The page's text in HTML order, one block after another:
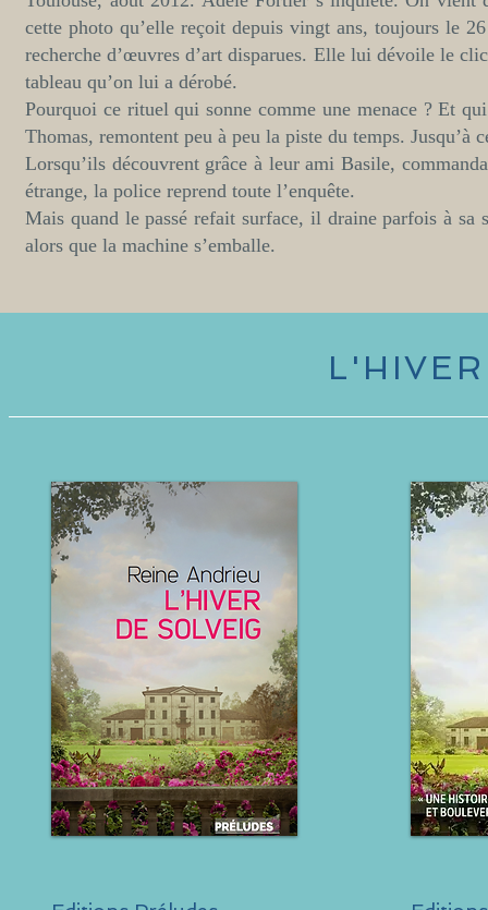
cette photo qu’elle reçoit depuis vingt ans, toujours le
recherche d’œuvres d’art disparues. Elle lui dévoile le
tableau qu’on lui a dérobé.
Pourquoi ce rituel qui sonne comme une menace ? Et
Thomas, remontent peu à peu la piste du temps. Jusqu’à
Lorsqu’ils découvrent grâce à leur ami Basile,
étrange, la police reprend toute l’enquête.
Mais quand le passé refait surface, il draine parfois à sa
alors que la machine s’emballe.